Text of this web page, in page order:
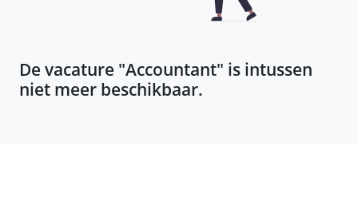
De vacature "Accountant" is intussen
niet meer beschikbaar.